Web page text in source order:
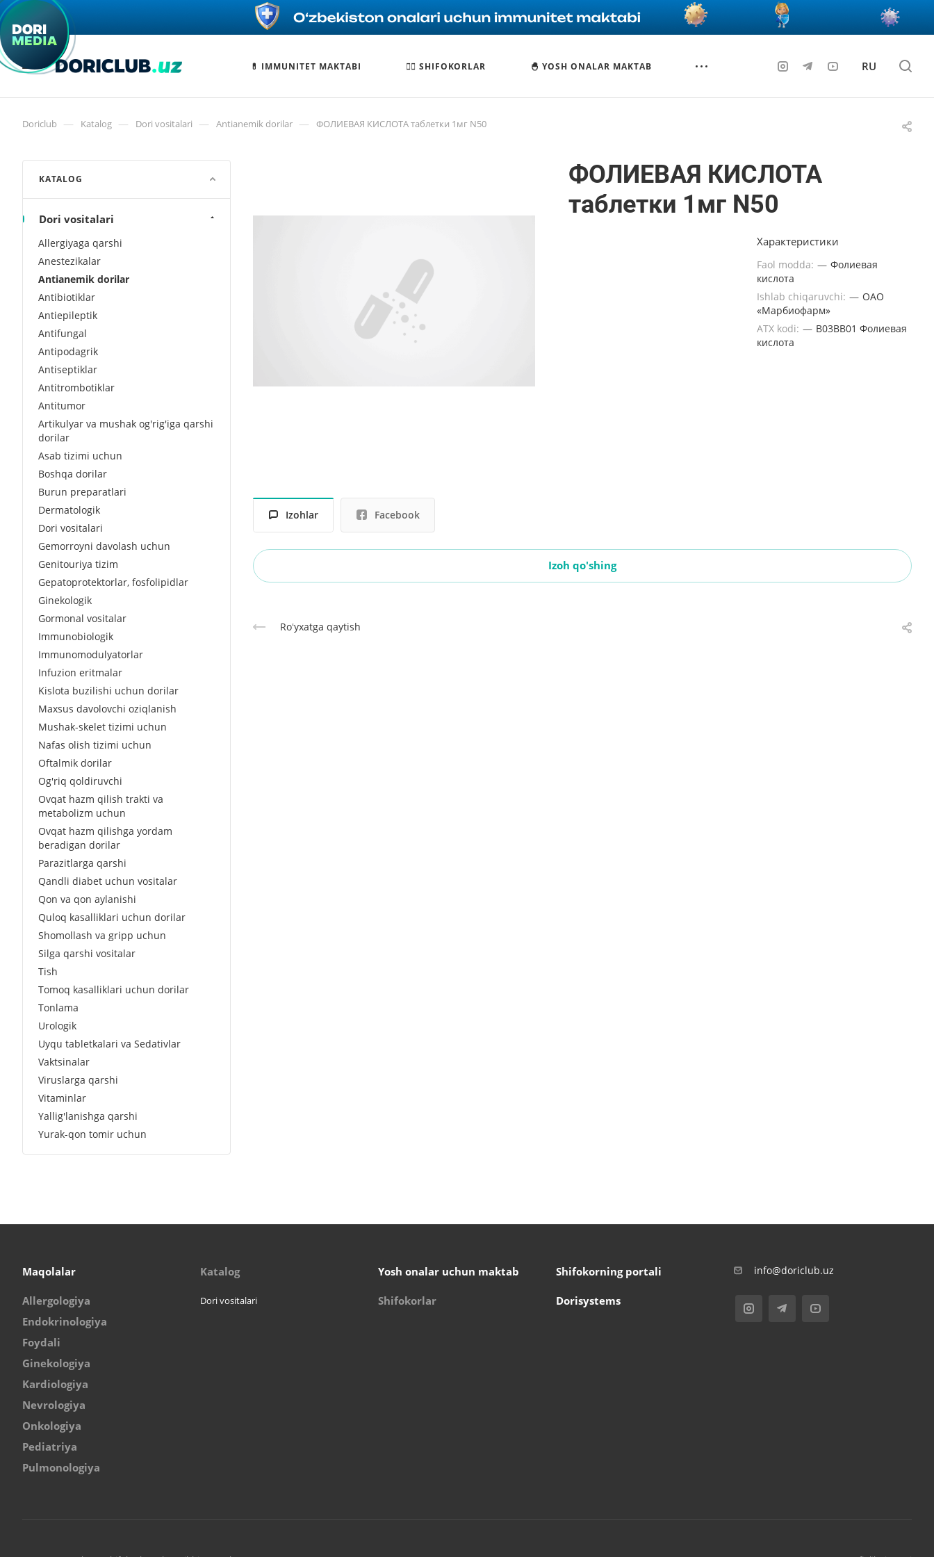
💊 IMMUNITET MAKTABI 🧑‍⚕️ SHIFOKORLAR 🐣 YOSH ONALAR MAKTAB RU
Doriclub — Katalog — Dori vositalari — Antianemik dorilar — ФОЛИЕВАЯ КИСЛОТА таблетки 1мг N50
ФОЛИЕВАЯ КИСЛОТА
таблетки 1мг N50
Характеристики
Faol modda: — Фолиевая
кислота
Ishlab chiqaruvchi: — ОАО
«Марбиофарм»
ATX kodi: — B03BB01 Фолиевая
кислота
Izohlar Facebook
Izoh qo'shing
Roʻyxatga qaytish
KATALOG
Dori vositalari
Allergiyaga qarshi
Anestezikalar
Antianemik dorilar
Antibiotiklar
Antiepileptik
Antifungal
Antipodagrik
Antiseptiklar
Antitrombotiklar
Antitumor
Artikulyar va mushak og'rig'iga qarshi
dorilar
Asab tizimi uchun
Boshqa dorilar
Burun preparatlari
Dermatologik
Dori vositalari
Gemorroyni davolash uchun
Genitouriya tizim
Gepatoprotektorlar, fosfolipidlar
Ginekologik
Gormonal vositalar
Immunobiologik
Immunomodulyatorlar
Infuzion eritmalar
Kislota buzilishi uchun dorilar
Maxsus davolovchi oziqlanish
Mushak-skelet tizimi uchun
Nafas olish tizimi uchun
Oftalmik dorilar
Og'riq qoldiruvchi
Ovqat hazm qilish trakti va
metabolizm uchun
Ovqat hazm qilishga yordam
beradigan dorilar
Parazitlarga qarshi
Qandli diabet uchun vositalar
Qon va qon aylanishi
Quloq kasalliklari uchun dorilar
Shomollash va gripp uchun
Silga qarshi vositalar
Tish
Tomoq kasalliklari uchun dorilar
Tonlama
Urologik
Uyqu tabletkalari va Sedativlar
Vaktsinalar
Viruslarga qarshi
Vitaminlar
Yallig'lanishga qarshi
Yurak-qon tomir uchun
Maqolalar
Allergologiya
Endokrinologiya
Foydali
Ginekologiya
Kardiologiya
Nevrologiya
Onkologiya
Pediatriya
Pulmonologiya
Katalog
Dori vositalari
Yosh onalar uchun maktab
Shifokorlar
Shifokorning portali
Dorisystems
info@doriclub.uz